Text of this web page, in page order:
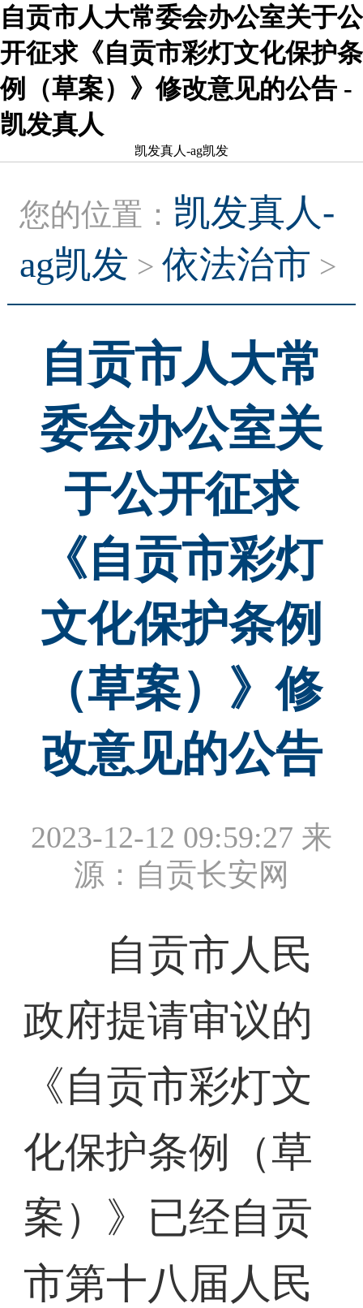
自贡市人大常委会办公室关于公
开征求《自贡市彩灯文化保护条
例（草案）》修改意见的公告 -
凯发真人
凯发真人-ag凯发
您的位置： 凯发真人-
ag凯发 >依法治市 >
自贡市人大常
委会办公室关
于公开征求
《自贡市彩灯
文化保护条例
（草案）》修
改意见的公告
2023-12-12 09:59:27 来
源：自贡长安网
自贡市人民
政府提请审议的
《自贡市彩灯文
化保护条例（草
案）》已经自贡
市第十八届人民